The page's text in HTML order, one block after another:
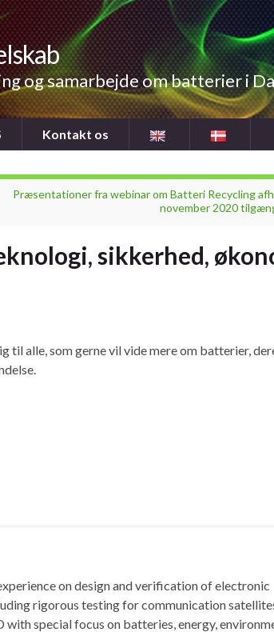
og samarbejde om batterier i
Kontakt os
Præsentationer fra webinar om Batteri Recycling
november 2020
sikkerhed,
til alle, som gerne vil vide mere om batterier,
on design and verification of electronic
rigorous testing for communication
with special focus on batteries, energy,